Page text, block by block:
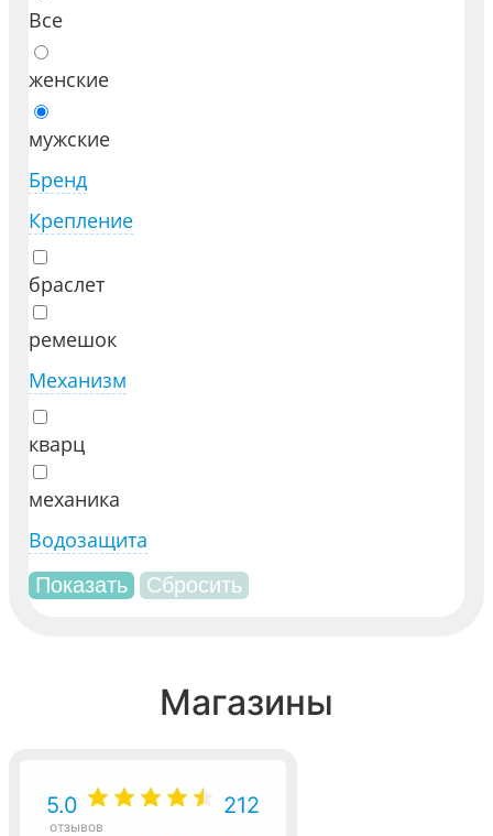
Все
женские
мужские
Бренд
Крепление
браслет
ремешок
Механизм
кварц
механика
Водозащита
Магазины
5.0 212
отзывов